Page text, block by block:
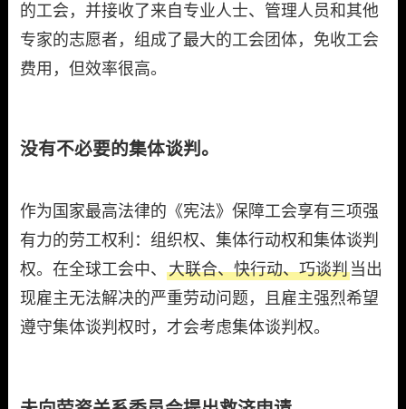
的工会，并接收了来自专业人士、管理人员和其他
专家的志愿者，组成了最大的工会团体，免收工会
费用，但效率很高。
没有不必要的集体谈判。
作为国家最高法律的《宪法》保障工会享有三项强
有力的劳工权利：组织权、集体行动权和集体谈判
权。在全球工会中、大联合、快行动、巧谈判当出
现雇主无法解决的严重劳动问题，且雇主强烈希望
遵守集体谈判权时，才会考虑集体谈判权。